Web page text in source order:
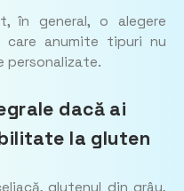
în general, o alegere
anumite tipuri nu
personalizate.
dacă ai
la gluten
glutenul din grâu,